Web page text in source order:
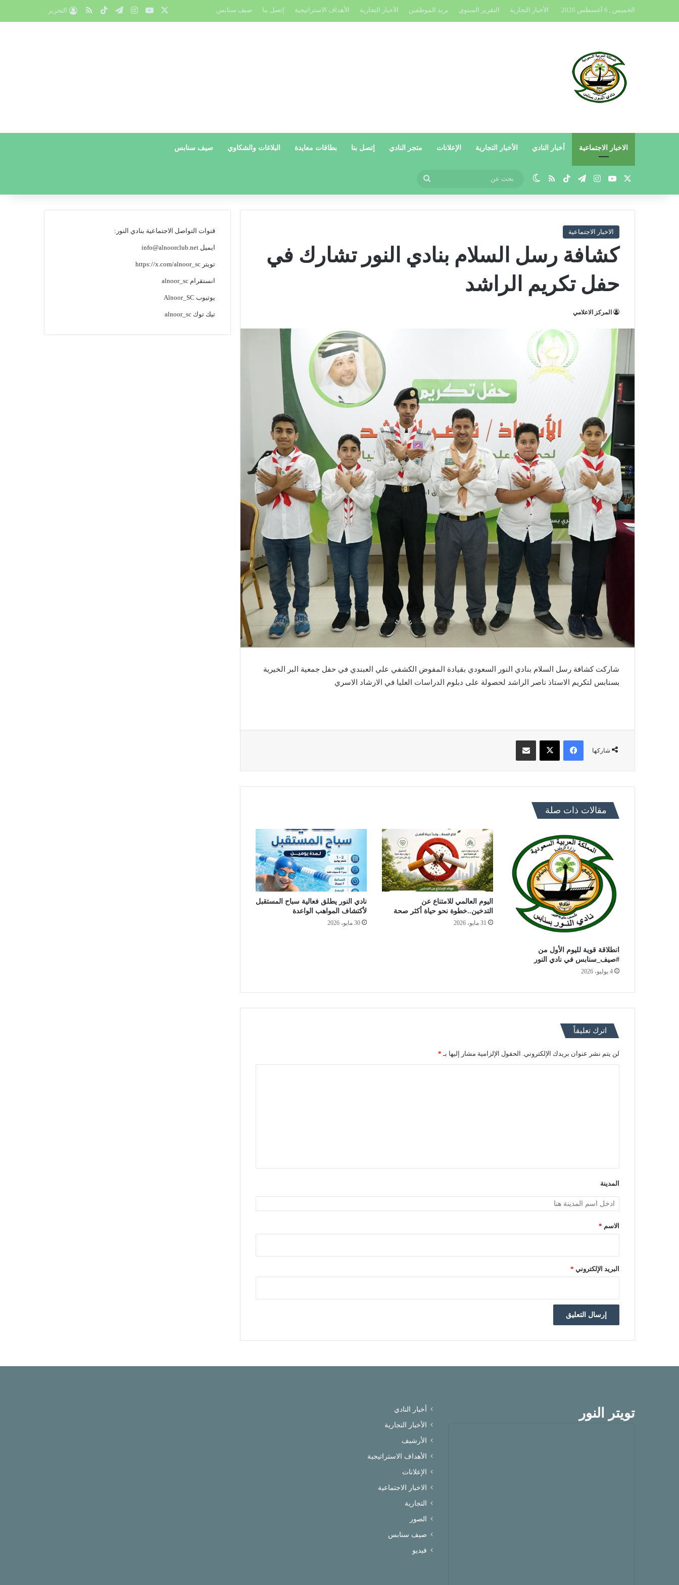
الخميس , 6 أغسطس 2026 الأخبار التجارية التقرير السنوي بريد الموظفين الأخبار التجارية الأهداف الاستراتيجية إتصل بنا صيف سنابس يوتيوبانستقرام
تيلقرام‫TikTokملخص الموقع RSS
التحرير
الاخبار الاجتماعية أخبار النادي الأخبار التجارية الإعلانات متجر النادي إتصل بنا بطاقات معايدة البلاغات والشكاوي صيف سنابس
يوتيوبانستقرام
تيلقرام‫TikTokملخص الموقع RSS
الوضع المظلم
عن
الاخبار الاجتماعية
كشافة رسل السلام بنادي النور تشارك في
حفل تكريم الراشد
المركز الاعلامي
شاركت كشافة رسل السلام بنادي النور السعودي بقيادة المفوض الكشفي علي العبندي في حفل جمعية البر الخيرية
بسنابس لتكريم الاستاذ ناصر الراشد لحصولة على دبلوم الدراسات العليا في الارشاد الاسري
شاركها
فيسبوك X
مقالات ذات صلة
انطلاقة قوية لليوم الأول من
#صيف_سنابس في نادي النور
4 يوليو، 2026
اليوم العالمي للامتناع عن
التدخين..خطوة نحو حياة أكثر صحة
31 مايو، 2026
نادي النور يطلق فعالية سباح المستقبل
لأكتشاف المواهب الواعدة
30 مايو، 2026
اترك تعليقاً
لن يتم نشر عنوان بريدك الإلكتروني. الحقول الإلزامية مشار إليها بـ *
المدينة
الاسم *
البريد الإلكتروني *
قنوات التواصل الاجتماعية بنادي النور:
ايميلinfo@alnoorclub.net
تويترhttps://x.com/alnoor_sc
انستقرامalnoor_sc
يوتيوب Alnoor_SC
تيك توكalnoor_sc
تويتر النور أخبار النادي
الأخبار التجارية
الأرشيف
الأهداف الاستراتيجية
الإعلانات
الاخبار الاجتماعية
التجارية
الصور
صيف سنابس
فيديو